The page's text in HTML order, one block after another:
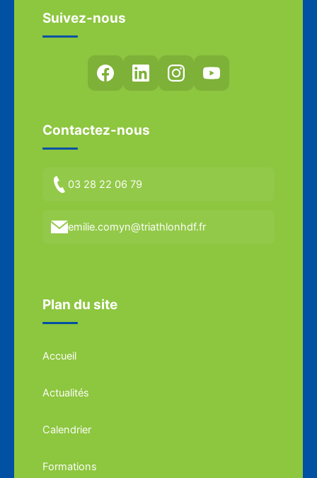
Suivez-nous
Contactez-nous
03 28 22 06 79
emilie.comyn@triathlonhdf.fr
Plan du site
Accueil
Actualités
Calendrier
Formations